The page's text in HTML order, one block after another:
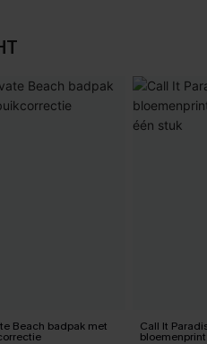
Beach badpak met Call It